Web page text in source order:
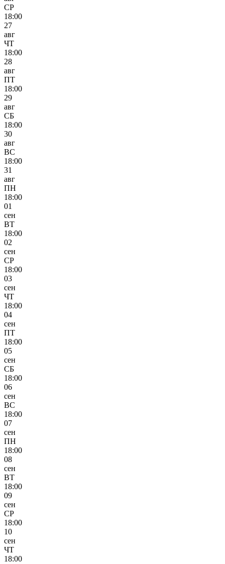
СР
18:00
27
авг
ЧТ
18:00
28
авг
ПТ
18:00
29
авг
СБ
18:00
30
авг
ВС
18:00
31
авг
ПН
18:00
01
сен
ВТ
18:00
02
сен
СР
18:00
03
сен
ЧТ
18:00
04
сен
ПТ
18:00
05
сен
СБ
18:00
06
сен
ВС
18:00
07
сен
ПН
18:00
08
сен
ВТ
18:00
09
сен
СР
18:00
10
сен
ЧТ
18:00